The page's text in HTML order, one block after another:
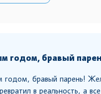
годом, бравый
бравый парень!
в реальность, а